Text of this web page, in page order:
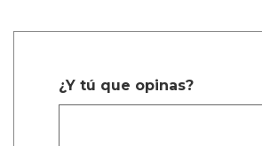
¿Y tú que opinas?